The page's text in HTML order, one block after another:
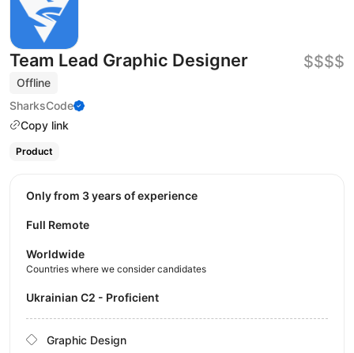
Team Lead Graphic Designer
Offline
SharksCode
Copy link
$$$$
Product
Only from 3 years of experience
Full Remote
Worldwide
Countries where we consider candidates
Ukrainian C2 - Proficient
Graphic Design